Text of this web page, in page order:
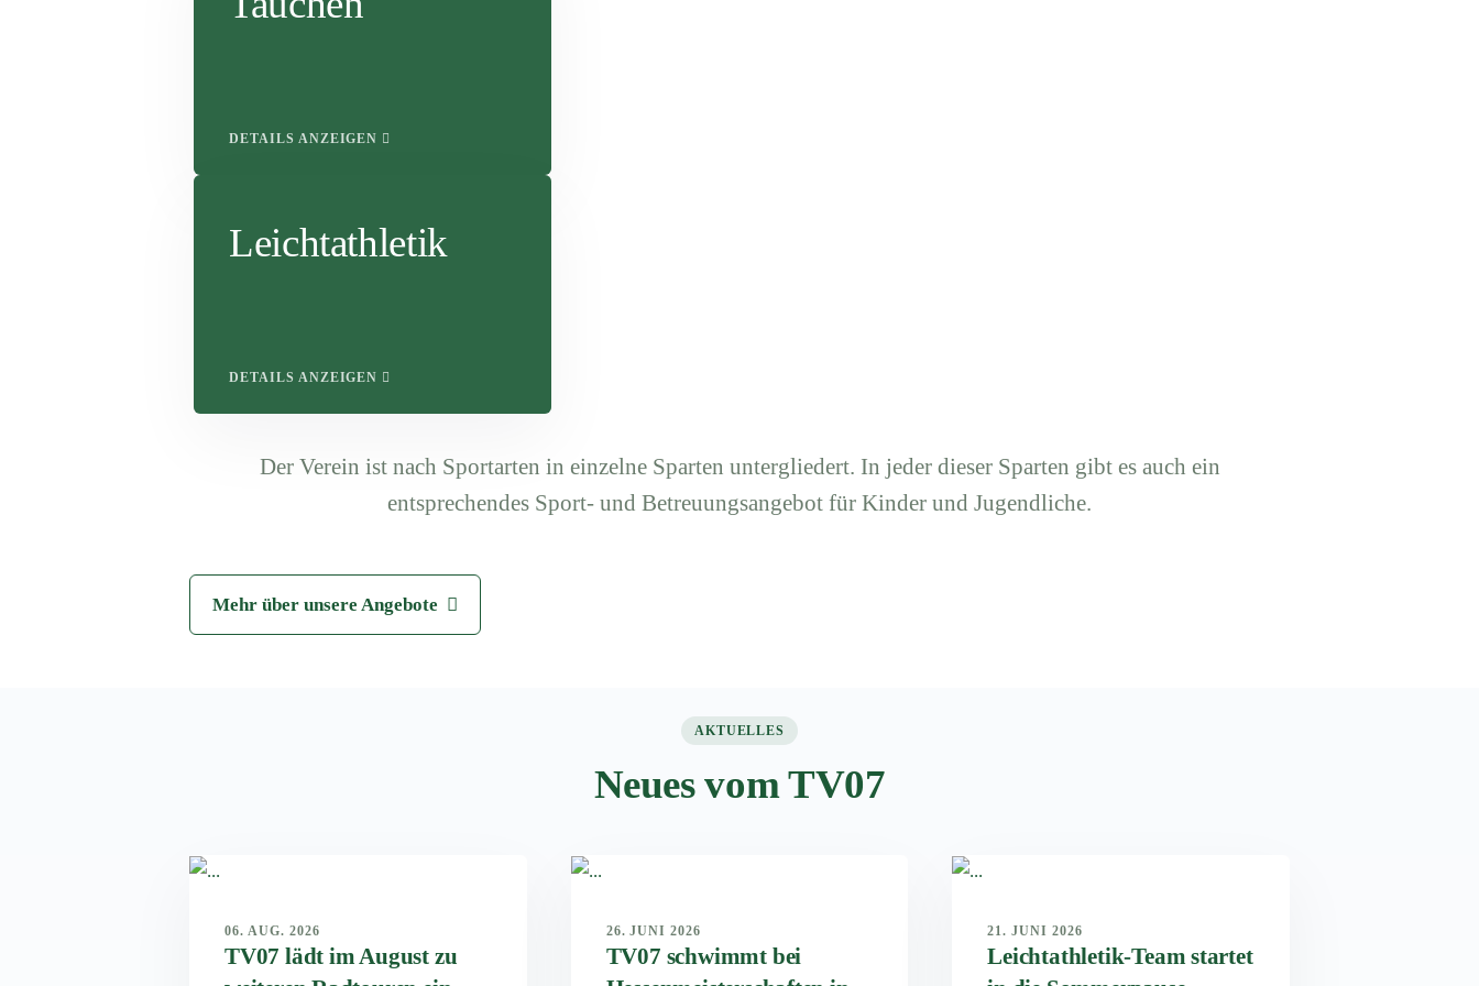
DETAILS ANZEIGEN
Leichtathletik
DETAILS ANZEIGEN
Der Verein ist nach Sportarten in einzelne Sparten untergliedert. In jeder dieser Sparten gibt es auch ein
entsprechendes Sport- und Betreuungsangebot für Kinder und Jugendliche.
Mehr über unsere Angebote
AKTUELLES
Neues vom TV07
06. AUG. 2026
TV07 lädt im August zu
26. JUNI 2026
TV07 schwimmt bei
21. JUNI 2026
Leichtathletik-Team startet